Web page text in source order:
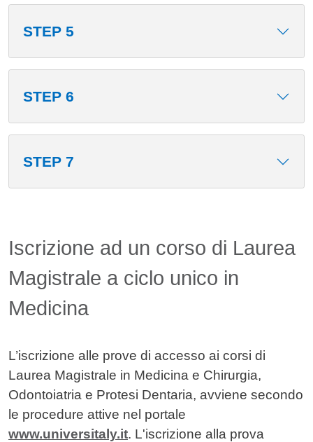
STEP 5
STEP 6
STEP 7
Iscrizione ad un corso di Laurea
Magistrale a ciclo unico in
Medicina
L’iscrizione alle prove di accesso ai corsi di
Laurea Magistrale in Medicina e Chirurgia,
Odontoiatria e Protesi Dentaria, avviene secondo
le procedure attive nel portale
www.universitaly.it. L'iscrizione alla prova